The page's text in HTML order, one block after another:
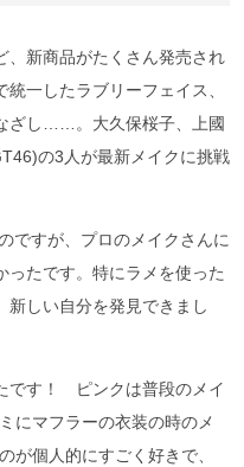
、新商品がたくさん発売され
一したラブリーフェイス、
ざし……。大久保桜子、上國
の3人が最新メイクに挑戦
ですが、プロのメイクさんに
ったです。特にラメを使った
新しい自分を発見できまし
です！ ピンクは普段のメイ
にマフラーの衣装の時のメ
が個人的にすごく好きで、